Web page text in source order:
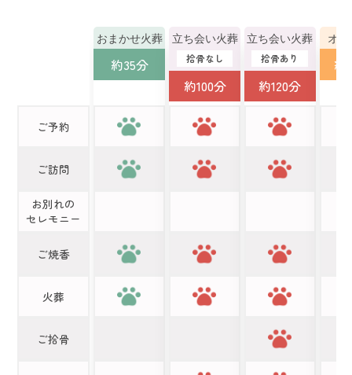
ご予約
ご訪問
お別れの
セレモニー
ご焼香
火葬
ご拾骨
おまかせ火葬
約35分
立ち会い火葬
拾骨なし
約100分
立ち会い火葬
拾骨あり
約120分
オ
約